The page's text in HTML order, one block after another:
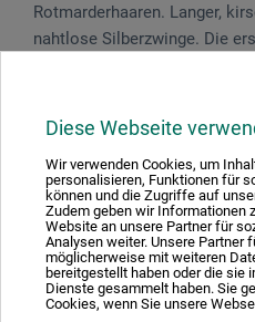
Diese Webseite
Wir verwenden Cookies, um
personalisieren, Funktionen für
können und die Zugriffe auf
Zudem geben wir Informationen
Website an unsere Partner für
Analysen weiter. Unsere Partner
möglicherweise mit weiteren
bereitgestellt haben oder die sie
Dienste gesammelt haben. Sie
Cookies, wenn Sie unsere
Rotmarderhaaren. Langer,
nahtlose Silberzwinge. Die
Germany.
Schreiben Sie die erste